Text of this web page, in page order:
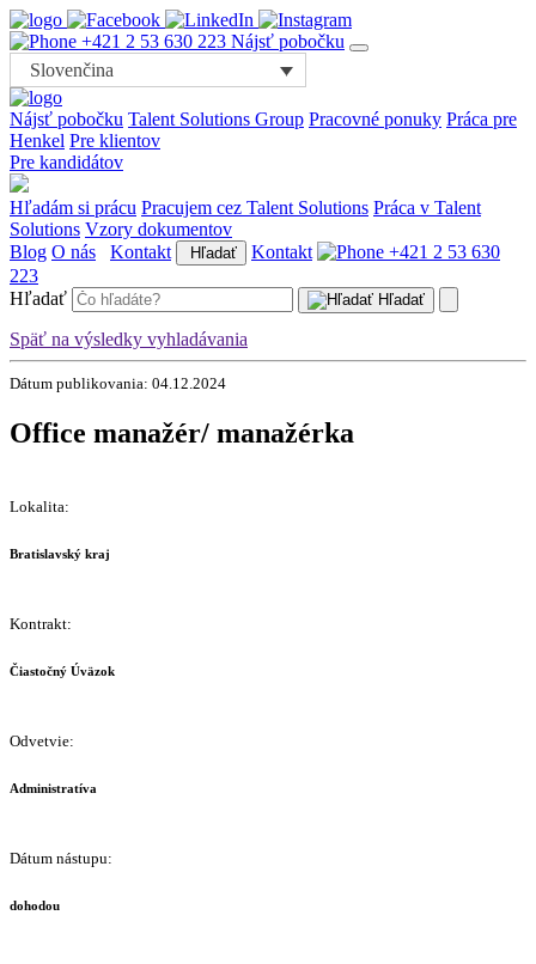
+421 2 53 630 223 Nájsť pobočku
Slovenčina
Nájsť pobočku Talent Solutions Group Pracovné ponuky Práca pre
Henkel Pre klientov
Pre kandidátov
Hľadám si prácu Pracujem cez Talent Solutions Práca v Talent
Solutions Vzory dokumentov
Blog O nás Kontakt Hľadať Kontakt
+421 2 53 630
223
Hľadať
Hľadať
Späť na výsledky vyhladávania
Dátum publikovania: 04.12.2024
Office manažér/ manažérka
Lokalita:
Bratislavský kraj
Kontrakt:
Čiastočný Úväzok
Odvetvie:
Administratíva
Dátum nástupu:
dohodou